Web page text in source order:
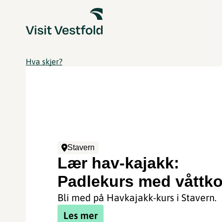
Hva skjer?
Stavern
Lær hav-kajakk:
Padlekurs med
Bli med på Havkajakk-kurs i Stavern.
Les mer